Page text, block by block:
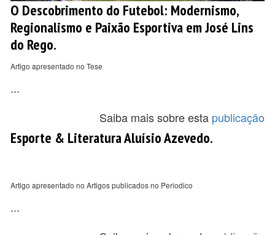
O Descobrimento do Futebol: Modernismo,
Regionalismo e Paixão Esportiva em José Lins
do Rego.
Artigo apresentado no Tese
...
Saiba mais sobre esta publicação
Esporte & Literatura Aluísio Azevedo.
Artigo apresentado no Artigos publicados no Periodico
...